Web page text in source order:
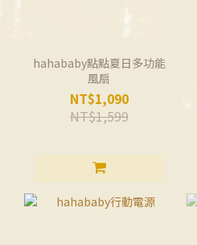
hahababy點點夏日多功能
風扇
NT$1,090
NT$1,599